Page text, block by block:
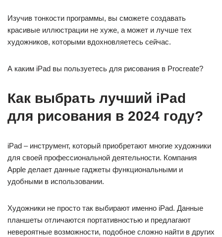
Изучив тонкости программы, вы сможете создавать
красивые иллюстрации не хуже, а может и лучше тех
художников, которыми вдохновляетесь сейчас.
А каким iPad вы пользуетесь для рисования в Procreate?
Как выбрать лучший iPad
для рисования в 2024 году?
iPad – инструмент, который приобретают многие художники
для своей профессиональной деятельности. Компания
Apple делает данные гаджеты функциональными и
удобными в использовании.
Художники не просто так выбирают именно iPad. Данные
планшеты отличаются портативностью и предлагают
невероятные возможности, подобное сложно найти в других